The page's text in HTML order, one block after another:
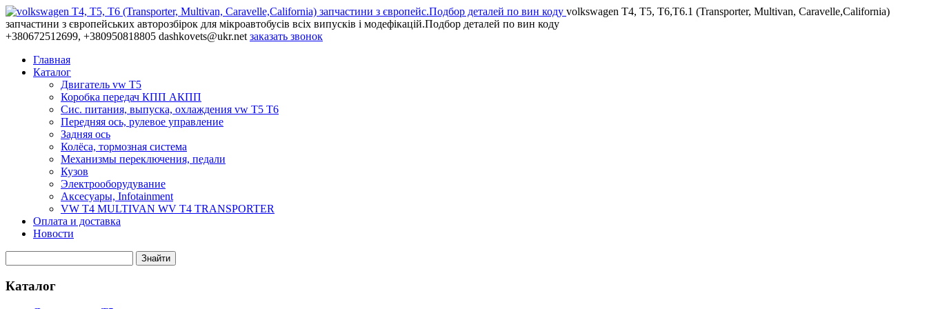
volkswagen T4, T5, T6,Т6.1 (Transporter, Multivan, Caravelle,California)
запчастини з європейських авторозбірок для мікроавтобусів всіх випусків і модефікацій.Подбор деталей по вин коду
+380672512699, +380950818805 dashkovets@ukr.net заказать звонок
Главная
Каталог
Двигатель vw T5
Коробка передач КПП АКПП
Сис. питания, выпуска, охлаждения vw T5 T6
Передняя ось, рулевое управление
Задняя ось
Колёса, тормозная система
Механизмы переключения, педали
Кузов
Электрооборудувание
Аксесуары, Infotainment
VW T4 MULTIVAN WV T4 TRANSPORTER
Оплата и доставка
Новости
Каталог